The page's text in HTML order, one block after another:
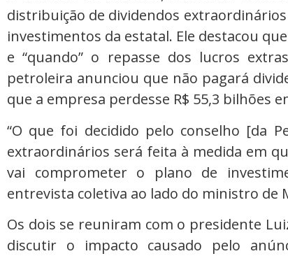
distribuição de dividendos
investimentos da estatal. Ele destacou
e “quando” o repasse dos lucros
petroleira anunciou que não pagará
que a empresa perdesse R$ 55,3 bilhões
“O que foi decidido pelo conselho [da
extraordinários será feita à medida em
vai comprometer o plano de
entrevista coletiva ao lado do ministro de
Os dois se reuniram com o presidente
discutir o impacto causado pelo